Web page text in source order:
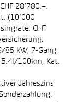
28’780.–.
(10’000
CHF
85 kW, 7-Gang
5.4l/100km, Kat.
Jahreszins